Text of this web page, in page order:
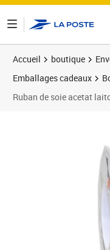
Accueil boutique
Emballages cadeaux
Ruban de soie acetat